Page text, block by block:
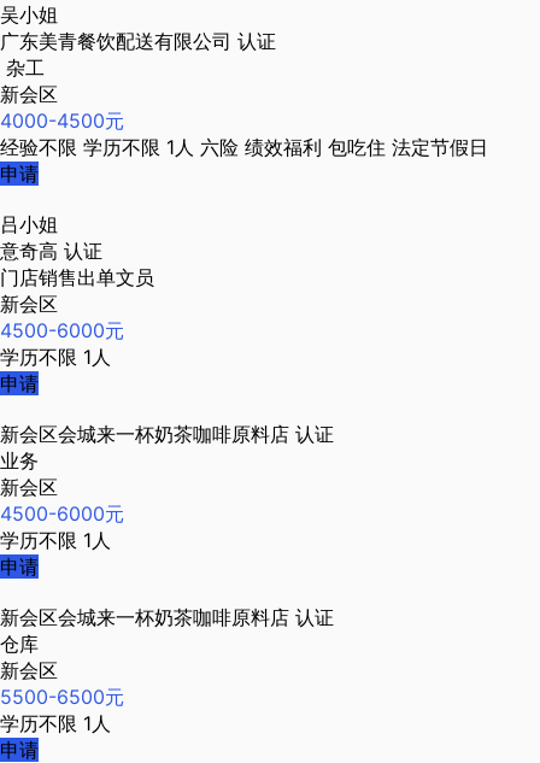
吴小姐
广东美青餐饮配送有限公司 认证
杂工
新会区
4000-4500元
经验不限 学历不限 1人 六险 绩效福利 包吃住 法定节假日
申请
吕小姐
意奇高 认证
门店销售出单文员
新会区
4500-6000元
学历不限 1人
申请
新会区会城来一杯奶茶咖啡原料店 认证
业务
新会区
4500-6000元
学历不限 1人
申请
新会区会城来一杯奶茶咖啡原料店 认证
仓库
新会区
5500-6500元
学历不限 1人
申请